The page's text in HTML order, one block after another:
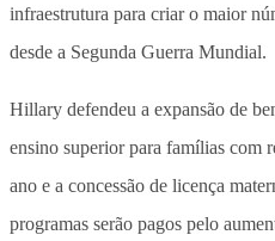
infraestrutura para criar o maior
desde a Segunda Guerra Mundial.
Hillary defendeu a expansão de
ensino superior para famílias com
ano e a concessão de licença
programas serão pagos pelo